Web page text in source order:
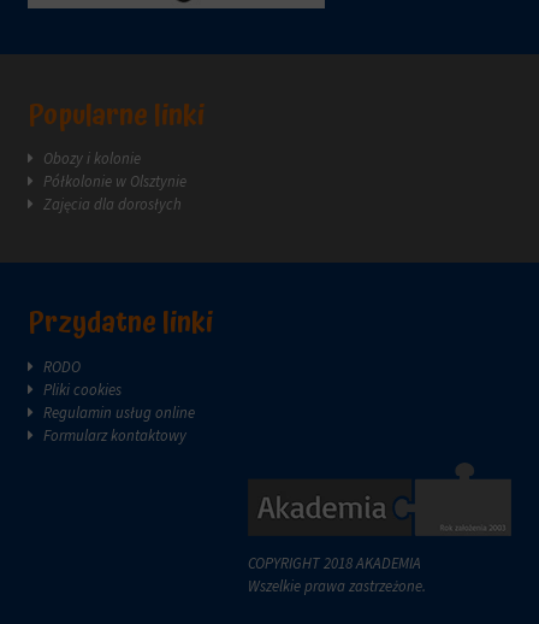
Popularne linki
Obozy i kolonie
Półkolonie w Olsztynie
Zajęcia dla dorosłych
Przydatne linki
RODO
Pliki cookies
Regulamin usług online
Formularz kontaktowy
COPYRIGHT 2018 AKADEMIA
Wszelkie prawa zastrzeżone.